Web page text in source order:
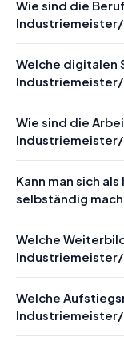
Wie sind die
Industriemeister/
Welche digitalen
Industriemeister/
Wie sind die
Industriemeister/
Kann man sich
selbständig
Welche
Industriemeister/
Welche
Industriemeister/